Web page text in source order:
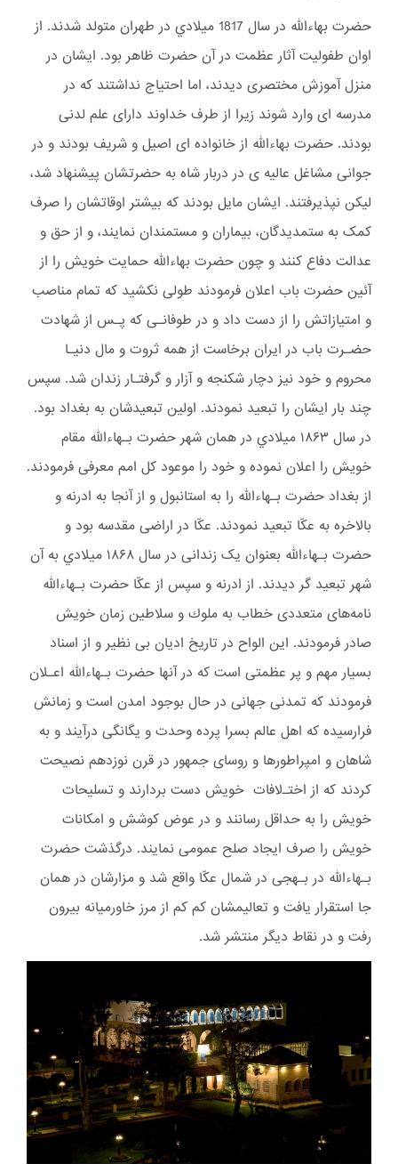
حضرت بهاءالله در سال 1817 ميلادي در طهران متولد شدند. از
اوان طفولیت آثار عظمت در آن حضرت ظاهر بود. ایشان در
منزل آموزش مختصری دیدند، اما احتیاج نداشتند که در
مدرسه ای وارد شوند زیرا از طرف خداوند دارای علم لدنی
بودند. حضرت بهاءالله از خانواده ای اصیل و شریف بودند و در
جوانی مشاغل عالیه ی در دربار شاه به حضرتشان پیشنهاد شد،
لیکن نپذیرفتند. ایشان مایل بودند که بیشتر اوقاتشان را صرف
کمک به ستمدیدگان، بیماران و مستمندان نمایند، و از حق و
عدالت دفاع کنند و چون حضرت بهاءالله حمایت خویش را از
آئین حضرت باب اعلان فرمودند طولی نکشید که تمام مناصب
و امتیازاتش را از دست داد و در طوفانـی که پـس از شهادت
حضـرت باب در ایران برخاست از همه ثروت و مال دنیـا
محروم و خود نیز دچار شكنجه و آزار و گرفتـار زندان شد. سپس
چند بار ایشان را تبعید نمودند. اولین تبعیدشان به بغداد بود.
در سال ۱۸۶۳ ميلادي در همان شهر حضرت بـهاءالله مقام
خويش را اعلان نموده و خود را موعود کل امم معرفی فرمودند.
از بغداد حضرت بـهاءالله را به استانبول و از آنجا به ادرنه و
بالاخره به عکّا تبعید نمودند. عکّا در اراضی مقدسه بود و
حضرت بـهاءالله بعنوان یک زندانی در سال ۱۸۶۸ ميلادي به آن
شهر تبعيد گر ديدند. از ادرنه و سپس از عکّا حضرت بـهاءالله
نامه‌های متعددی خطاب به ملوك و سلاطین زمان خویش
صادر فرمودند. این الواح در تاریخ ادیان بی نظیر و از اسناد
بسیار مهم و پر عظمتی است که در آنها حضرت بـهاءالله اعـلان
فرمودند که تمدنی جهانی در حال بوجود امدن است و زمانش
فرارسیده که اهل عالم بسرا پرده وحدت و یگانگی درآیند و به
شاهان و امپراطورها و روسای جمهور در قرن نوزدهم نصیحت
کردند که از اختـﻻفات خویش دست بردارند و تسلیحات
خویش را به حداقل رسانند و در عوض کوشش و امکانات
خویش را صرف ایجاد صلح عمومی نمایند. درگذشت حضرت
بـهاءالله در بـهجی در شمال عکّا واقع شد و مزارشان در همان
جا استقرار یافت و تعالیمشان کم کم از مرز خاورمیانه بیرون
رفت و در نقاط دیگر منتشر شد.